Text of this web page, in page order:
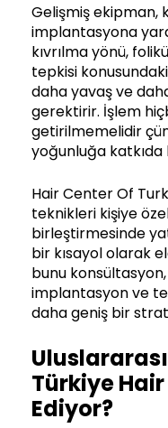
Gelişmiş ekipman,
implantasyona
kıvrılma yönü,
tepkisi
daha yavaş ve
gerektirir. İşlem
getirilmemelidir
yoğunluğa katkıda
Hair Center Of
teknikleri kişiye
birleştirmesinde
bir kısayol olarak
bunu
implantasyon ve
daha geniş bir
Türkiye Hair
Ediyor?